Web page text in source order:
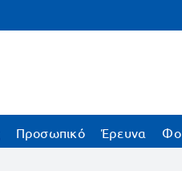
Προσωπικό Έρευνα